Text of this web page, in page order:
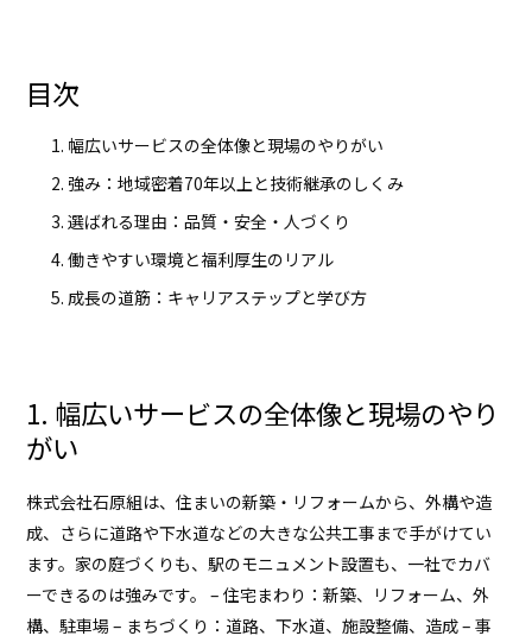
目次
幅広いサービスの全体像と現場のやりがい
強み：地域密着70年以上と技術継承のしくみ
選ばれる理由：品質・安全・人づくり
働きやすい環境と福利厚生のリアル
成長の道筋：キャリアステップと学び方
1. 幅広いサービスの全体像と現場のやり
がい
株式会社石原組は、住まいの新築・リフォームから、外構や造
成、さらに道路や下水道などの大きな公共工事まで手がけてい
ます。家の庭づくりも、駅のモニュメント設置も、一社でカバ
ーできるのは強みです。 – 住宅まわり：新築、リフォーム、外
構、駐車場 – まちづくり：道路、下水道、施設整備、造成 – 事